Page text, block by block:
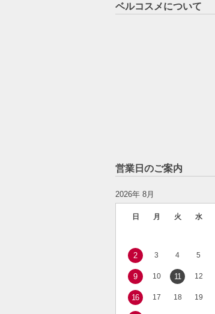
ベルコスメについて
営業日のご案内
2026年 8月
日 月 火 水
2 3 4 5
9 10 11 12
16 17 18 19